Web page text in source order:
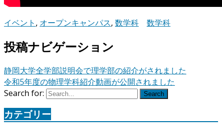
イベント , オープンキャンパス, 数学科 数学科
投稿ナビゲーション
静岡大学全学部説明会で理学部の紹介がされました
令和5年度の物理学科紹介動画が公開されました
Search for:
Search
カテゴリー